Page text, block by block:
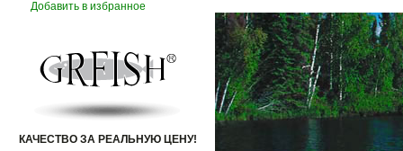
Добавить в избранное
КАЧЕСТВО ЗА РЕАЛЬНУЮ ЦЕНУ!